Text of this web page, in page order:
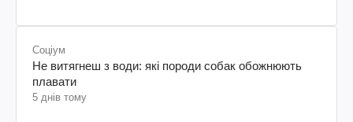
Соціум
Не витягнеш з води: які породи собак обожнюють
плавати
5 днів тому